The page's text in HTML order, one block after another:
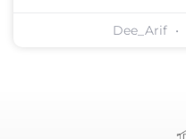
Dee_Arif